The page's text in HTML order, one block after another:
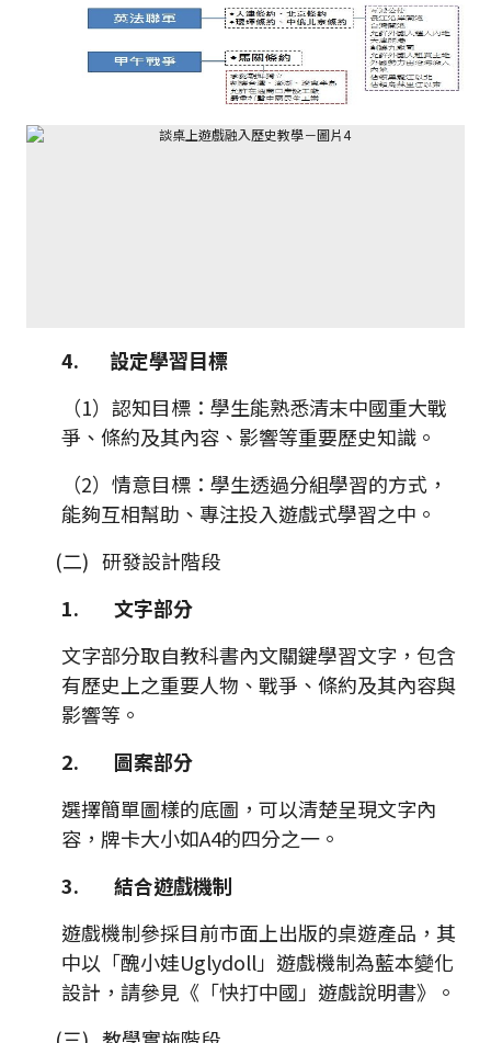
4. 設定學習目標
（1）認知目標：學生能熟悉清末中國重大戰
爭、條約及其內容、影響等重要歷史知識。
（2）情意目標：學生透過分組學習的方式，
能夠互相幫助、專注投入遊戲式學習之中。
(二) 研發設計階段
1. 文字部分
文字部分取自教科書內文關鍵學習文字，包含
有歷史上之重要人物、戰爭、條約及其內容與
影響等。
2. 圖案部分
選擇簡單圖樣的底圖，可以清楚呈現文字內
容，牌卡大小如A4的四分之一。
3. 結合遊戲機制
遊戲機制參採目前市面上出版的桌遊產品，其
中以「醜小娃Uglydoll」遊戲機制為藍本變化
設計，請參見《「快打中國」遊戲說明書》。